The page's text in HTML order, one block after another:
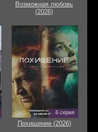
Возможная любовь
(2026)
6 серия
Похищение (2026)